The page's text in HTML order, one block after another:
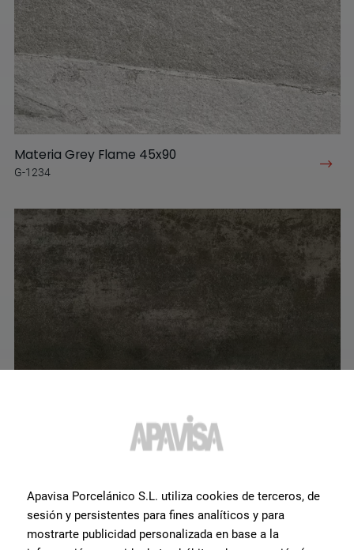
Materia Grey Flame 45x90
G-1234
Nanocorten Titanium Lappato 45x90
G-1372
Apavisa Porcelánico S.L. utiliza cookies de terceros, de
sesión y persistentes para fines analíticos y para
mostrarte publicidad personalizada en base a la